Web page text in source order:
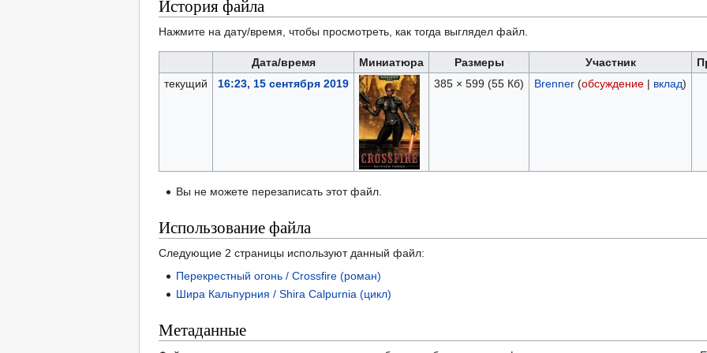
История файла
Нажмите на дату/время, чтобы просмотреть, как тогда выглядел файл.
Дата/время Миниатюра Размеры Участник
текущий
16:23, 15 сентября 2019 385 × 599 (55 Кб) Brenner (обсуждение| вклад)
Вы не можете перезаписать этот файл.
Использование файла
Следующие 2 страницы используют данный файл:
Перекрестный огонь / Crossfire (роман)
Шира Кальпурния / Shira Calpurnia (цикл)
Метаданные